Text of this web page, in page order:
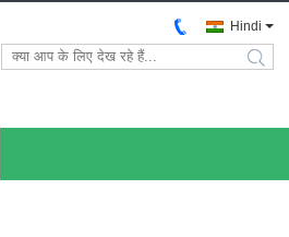
Hindi
search